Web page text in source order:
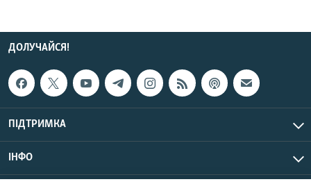
ДОЛУЧАЙСЯ!
ПІДТРИМКА
ІНФО